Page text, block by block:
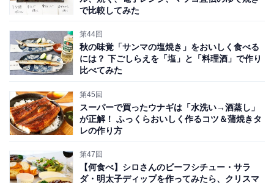
湯、だし汁などお好みのものをご用意ください。筆者は
です。
で比較してみた
第44回
秋の味覚「サンマの塩焼き」をおいしく食べる
には？ 下ごしらえを「塩」と「料理酒」で作り
比べてみた
第45回
スーパーで買ったウナギは「水洗い→酒蒸し」
が正解！ ふっくらおいしく作るコツ＆蒲焼きタ
レの作り方
第47回
【何食べ】シロさんのビーフシチュー・サラ
ダ・明太子ディップを作ってみたら、クリスマ